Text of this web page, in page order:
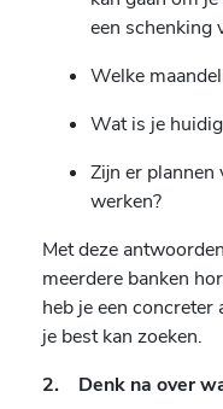
een schenking
Welke
Wat is je
Zijn er
werken?
Met deze
meerdere banken
heb je een
je best kan zoeken.
2. Denk na over